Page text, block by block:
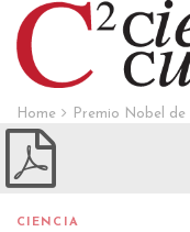
Home Premio Nobel de
CIENCIA